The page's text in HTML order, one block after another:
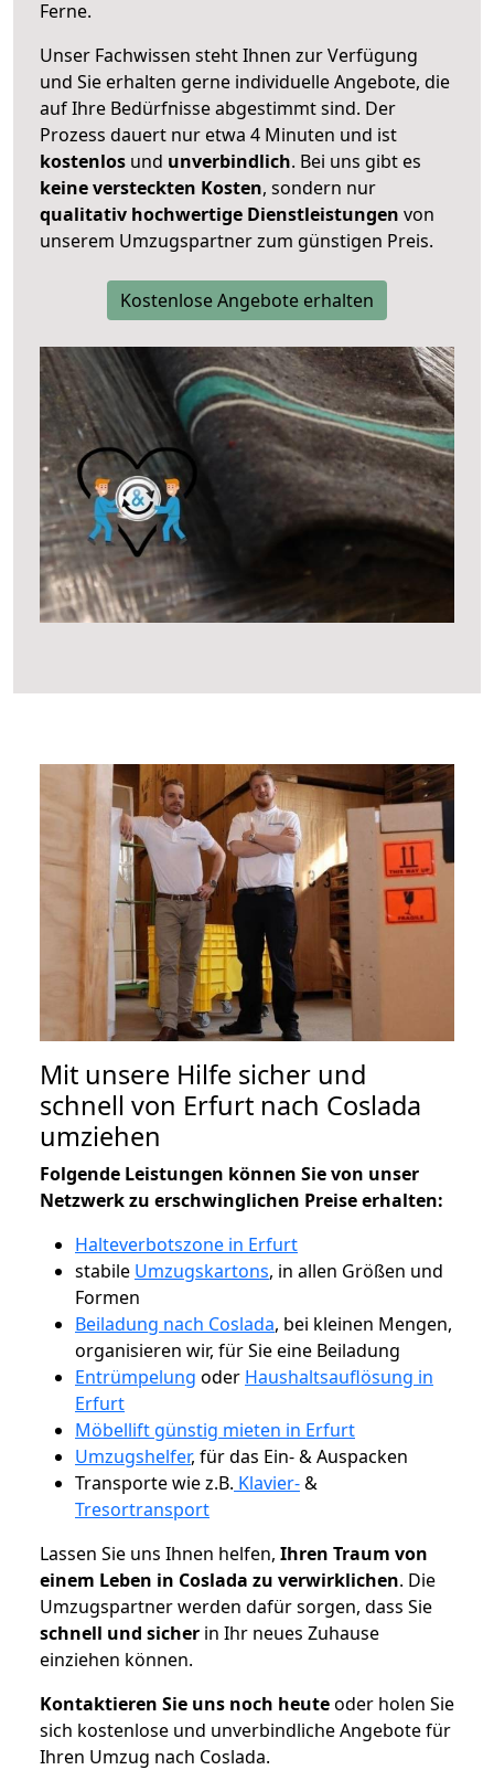
Ferne.
Unser Fachwissen steht Ihnen zur Verfügung
und Sie erhalten gerne individuelle Angebote, die
auf Ihre Bedürfnisse abgestimmt sind. Der
Prozess dauert nur etwa 4 Minuten und ist
kostenlos und unverbindlich. Bei uns gibt es
keine versteckten Kosten, sondern nur
qualitativ hochwertige Dienstleistungen von
unserem Umzugspartner zum günstigen Preis.
Kostenlose Angebote erhalten
Mit unsere Hilfe sicher und
schnell von Erfurt nach Coslada
umziehen
Folgende Leistungen können Sie von unser
Netzwerk zu erschwinglichen Preise erhalten:
Halteverbotszone in Erfurt
stabile Umzugskartons, in allen Größen und
Formen
Beiladung nach Coslada, bei kleinen Mengen,
organisieren wir, für Sie eine Beiladung
Entrümpelung oder Haushaltsauflösung in
Erfurt
Möbellift günstig mieten in Erfurt
Umzugshelfer, für das Ein- & Auspacken
Transporte wie z.B. Klavier-&
Tresortransport
Lassen Sie uns Ihnen helfen, Ihren Traum von
einem Leben in Coslada zu verwirklichen. Die
Umzugspartner werden dafür sorgen, dass Sie
schnell und sicher in Ihr neues Zuhause
einziehen können.
Kontaktieren Sie uns noch heuteoder holen Sie
sich kostenlose und unverbindliche Angebote für
Ihren Umzug nach Coslada.